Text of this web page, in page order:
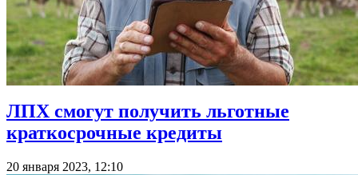
ЛПХ смогут получить льготные
краткосрочные кредиты
20 января 2023, 12:10